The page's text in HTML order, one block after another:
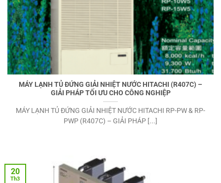
MÁY LẠNH TỦ ĐỨNG GIẢI NHIỆT NƯỚC HITACHI (R407C) –
GIẢI PHÁP TỐI ƯU CHO CÔNG NGHIỆP
MÁY LẠNH TỦ ĐỨNG GIẢI NHIỆT NƯỚC HITACHI RP-PW & RP-
PWP (R407C) – GIẢI PHÁP [...]
20
Th3